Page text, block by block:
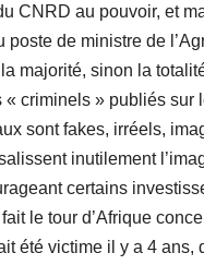
CNRD au pouvoir, et
poste de ministre de
majorité, sinon la
« criminels » publiés sur
sont fakes, irréels,
inutilement
certains
le tour d’Afrique
été victime il y a 4 ans,